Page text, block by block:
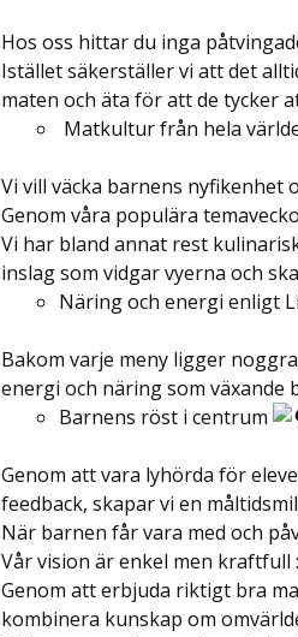
Hos oss hittar du inga
Istället säkerställer vi att det
maten och äta för att de tycker
Matkultur från hela
Vi vill väcka barnens nyfikenhet
Genom våra populära
Vi har bland annat rest
inslag som vidgar vyerna och
Näring och energi enligt
Bakom varje meny ligger
energi och näring som växande
Barnens röst i centrum
Genom att vara lyhörda för
feedback, skapar vi en
När barnen får vara med och
Vår vision är enkel men kraftfull :
Genom att erbjuda riktigt bra
kombinera kunskap om